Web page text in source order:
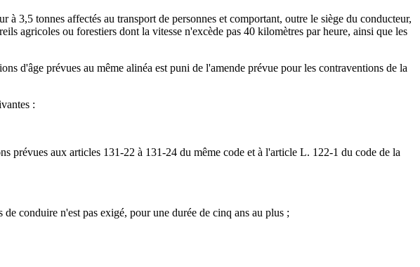
3,5 tonnes affectés au transport de personnes et comportant, outre le siège du conducteur,
agricoles ou forestiers dont la vitesse n'excède pas 40 kilomètres par heure, ainsi que les
d'âge prévues au même alinéa est puni de l'amende prévue pour les contraventions de la
:
prévues aux articles 131-22 à 131-24 du même code et à l'article L. 122-1 du code de la
conduire n'est pas exigé, pour une durée de cinq ans au plus ;